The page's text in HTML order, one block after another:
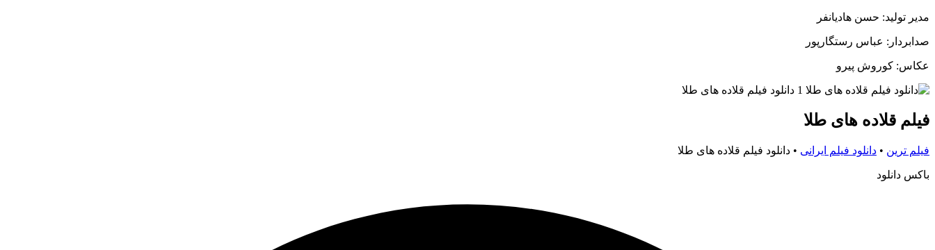
مدیر تولید: حسن هادیانفر
صدابردار: عباس رستگارپور
عکاس: کوروش پیرو
فیلم قلاده های طلا
فیلم ترین • دانلود فیلم ایرانی • دانلود فیلم قلاده های طلا
باکس دانلود